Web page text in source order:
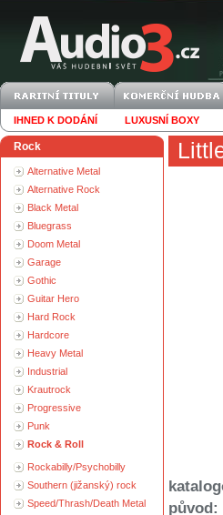
IHNED K DODÁNÍ LUXUSNÍ BOXY
Rock
Alternative Metal
Alternative Rock
Black Metal
Bluegrass
Doom Metal
Garage
Gothic
Guitar Hero
Hard Rock
Hardcore
Heavy Metal
Industrial
Krautrock
Progressive
Punk
Rock & Roll
Rockabilly/Psychobilly
Southern (jižanský) rock
Speed/Thrash/Death Metal
původ: